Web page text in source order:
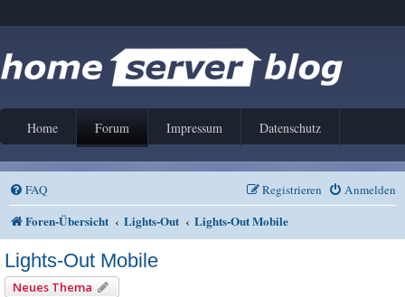
Home Forum Impressum Datenschutz
FAQ Anmelden
Registrieren
Foren-Übersicht Lights-Out Lights-Out Mobile
Lights-Out Mobile
Neues Thema